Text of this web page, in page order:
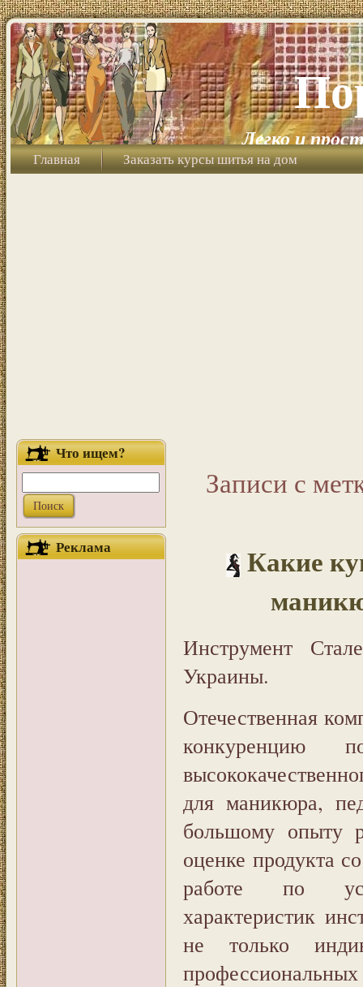
Легко и
Главная Заказать курсы шитья на дом
Что ищем?
Реклама
Записи с
Какие
Инструмент
Украины.
Отечественная
конкуренцию
для маникюра,
большому опыту
оценке продукта
работе по
характеристик
не только